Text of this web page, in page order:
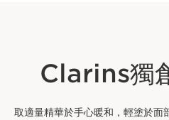
Clarins獨
取適量精華於手心暖和，輕塗於面